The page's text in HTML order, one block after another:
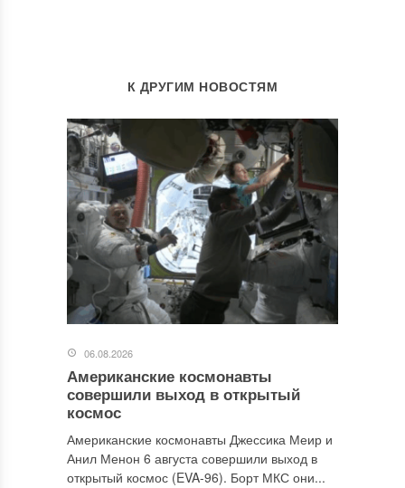
К ДРУГИМ НОВОСТЯМ
06.08.2026
Американские космонавты
совершили выход в открытый
космос
Американские космонавты Джессика Меир и
Анил Менон 6 августа совершили выход в
открытый космос (EVA-96). Борт МКС они...